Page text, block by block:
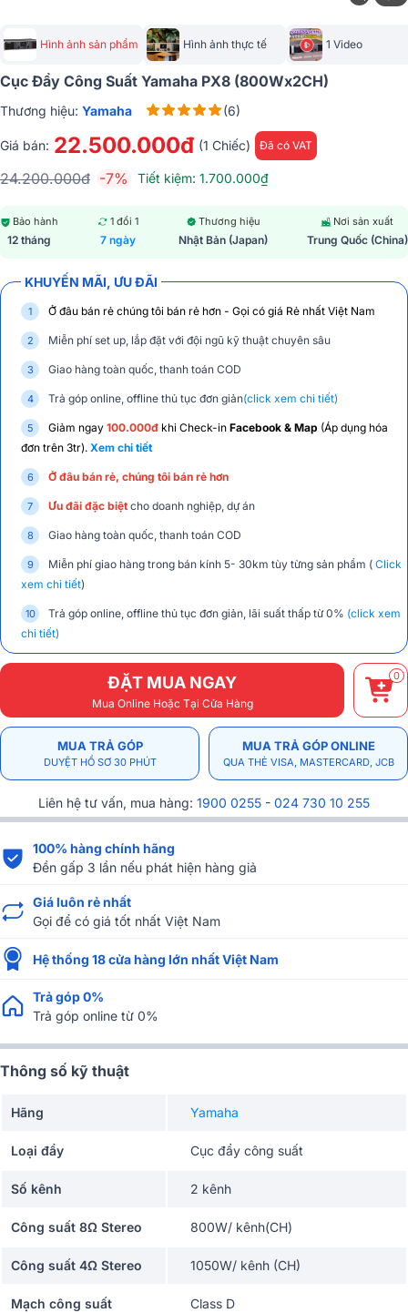
Hình ảnh sản phẩm Hình ảnh thực tế 1 Video
Cục Đẩy Công Suất Yamaha PX8 (800Wx2CH)
Thương hiệu: Yamaha (6)
Giá bán: 22.500.000đ (1 Chiếc) Đã có VAT
24.200.000đ -7% Tiết kiệm: 1.700.000₫
Bảo hành
12 tháng
1 đổi 1
7 ngày
Thương hiệu
Nhật Bản (Japan)
Nơi sản xuất
Trung Quốc (China)
KHUYẾN MÃI, ƯU ĐÃI
Ở đâu bán rẻ chúng tôi bán rẻ hơn - Gọi có giá Rẻ nhất Việt Nam
Miễn phí set up, lắp đặt với đội ngũ kỹ thuật chuyên sâu
Giao hàng toàn quốc, thanh toán COD
Trả góp online, offline thủ tục đơn giản(click xem chi tiết)
Giảm ngay 100.000đ khi Check-in Facebook & Map (Áp dụng hóa
đơn trên 3tr). Xem chi tiết
Ở đâu bán rẻ, chúng tôi bán rẻ hơn
Ưu đãi đặc biệt cho doanh nghiệp, dự án
Giao hàng toàn quốc, thanh toán COD
Miễn phí giao hàng trong bán kính 5- 30km tùy từng sản phẩm ( Click
xem chi tiết)
Trả góp online, offline thủ tục đơn giản, lãi suất thấp từ 0% (click xem
chi tiết)
ĐẶT MUA NGAY
Mua Online Hoặc Tại Cửa Hàng
0
MUA TRẢ GÓP
DUYỆT HỒ SƠ 30 PHÚT
MUA TRẢ GÓP ONLINE
QUA THẺ VISA, MASTERCARD, JCB
Liên hệ tư vấn, mua hàng: 1900 0255 - 024 730 10 255
100% hàng chính hãng
Đền gấp 3 lần nếu phát hiện hàng giả
Giá luôn rẻ nhất
Gọi để có giá tốt nhất Việt Nam
Hệ thống 18 cửa hàng lớn nhất Việt Nam
Trả góp 0%
Trả góp online từ 0%
Thông số kỹ thuật
Hãng Yamaha
Loại đẩy Cục đẩy công suất
Số kênh 2 kênh
Công suất 8Ω Stereo 800W/ kênh(CH)
Công suất 4Ω Stereo 1050W/ kênh (CH)
Mạch công suất Class D